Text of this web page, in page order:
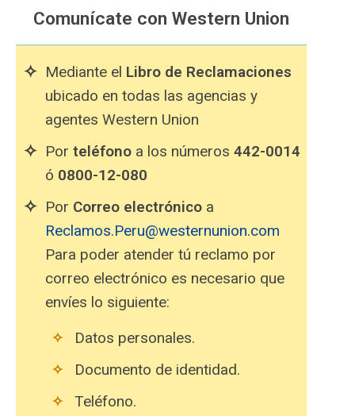
Comunícate con Western Union
Mediante el Libro de Reclamaciones
ubicado en todas las agencias y
agentes Western Union
Por teléfono a los números 442-0014
ó 0800-12-080
Por Correo electrónico a
Reclamos.Peru@westernunion.com
Para poder atender tú reclamo por
correo electrónico es necesario que
envíes lo siguiente:
Datos personales.
Documento de identidad.
Teléfono.